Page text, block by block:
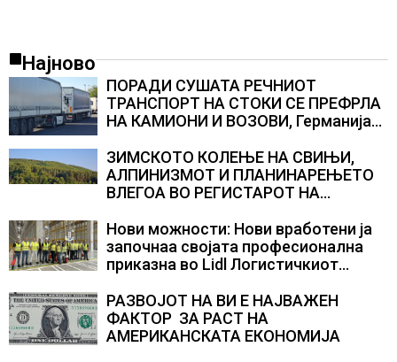
Најново
ПОРАДИ СУШАТА РЕЧНИОТ
ТРАНСПОРТ НА СТОКИ СЕ ПРЕФРЛА
НА КАМИОНИ И ВОЗОВИ, Германија
камионџиите да возат и во недела
ЗИМСКОТО КОЛЕЊЕ НА СВИЊИ,
АЛПИНИЗМОТ И ПЛАНИНАРЕЊЕТО
ВЛЕГОА ВО РЕГИСТАРОТ НА
СЛОВЕНИЈА
Нови можности: Нови вработени ја
започнаа својата професионална
приказна во Lidl Логистичкиот
РАЗВОЈОТ НА ВИ Е НАЈВАЖЕН
ФАКТОР ЗА РАСТ НА
АМЕРИКАНСКАТА ЕКОНОМИЈА